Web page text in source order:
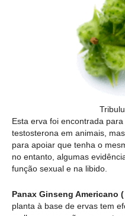
Esta erva foi encontrada
testosterona em animais,
para apoiar que tenha o
no entanto, algumas
função sexual e na libido.
Panax Ginseng Americano (
planta à base de ervas tem